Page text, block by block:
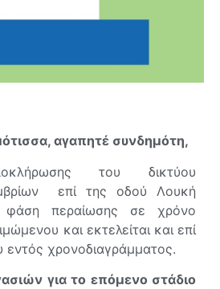
αγαπητέ συνδημότη,
του δικτύου
επί της οδού Λουκή
φάση περαίωσης σε χρόνο
και εκτελείται και επί
εντός χρονοδιαγράμματος.
για το επόμενο στάδιο